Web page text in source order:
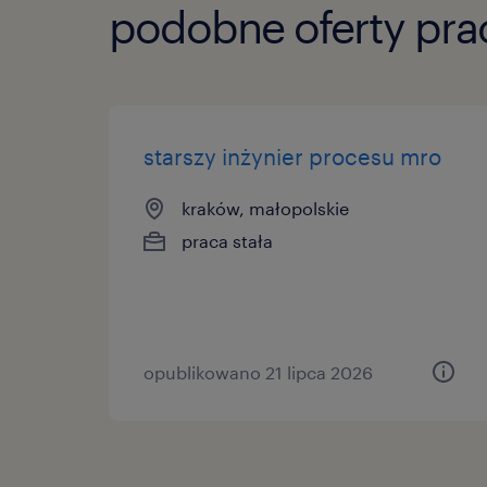
podobne oferty
starszy inżynier procesu mro
kraków, małopolskie
praca stała
opublikowano 21 lipca 2026